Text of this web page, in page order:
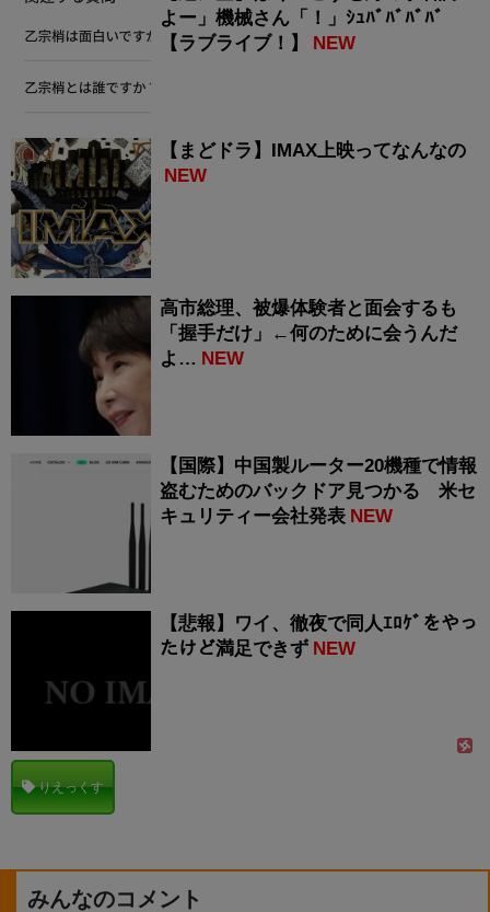
よー」機械さん「！」ｼｭﾊﾞﾊﾞﾊﾞﾊﾞ
【ラブライブ！】
NEW
【まどドラ】IMAX上映ってなんなの
NEW
高市総理、被爆体験者と面会するも
「握手だけ」←何のために会うんだ
よ… NEW
【国際】中国製ルーター20機種で情報
盗むためのバックドア見つかる 米セ
キュリティー会社発表 NEW
【悲報】ワイ、徹夜で同人ｴﾛｹﾞをやっ
たけど満足できず NEW
りえっくす
みんなのコメント